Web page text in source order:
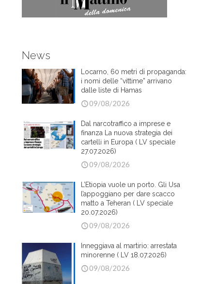
News
Locarno, 60 metri di propaganda:
i nomi delle “vittime” arrivano
dalle liste di Hamas
09/08/2026
Dal narcotraffico a imprese e
finanza La nuova strategia dei
cartelli in Europa ( LV speciale
27.07.2026)
09/08/2026
L’Etiopia vuole un porto. Gli Usa
l’appoggiano per dare scacco
matto a Teheran ( LV speciale
20.07.2026)
09/08/2026
Inneggiava al martirio: arrestata
minorenne ( LV 18.07.2026)
09/08/2026